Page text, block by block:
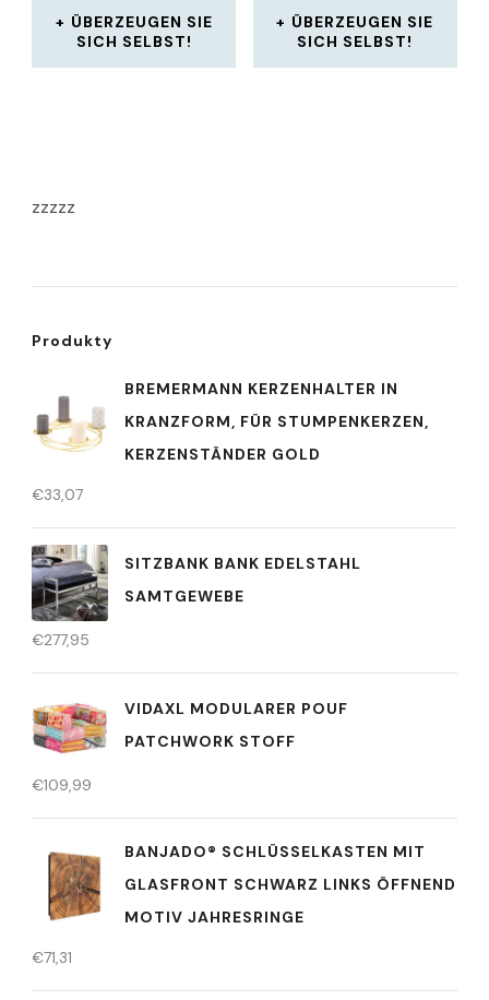
ÜBERZEUGEN SIE
SICH SELBST!
ÜBERZEUGEN SIE
SICH SELBST!
zzzzz
Produkty
BREMERMANN KERZENHALTER IN
KRANZFORM, FÜR STUMPENKERZEN,
KERZENSTÄNDER GOLD
€33,07
SITZBANK BANK EDELSTAHL
SAMTGEWEBE
€277,95
VIDAXL MODULARER POUF
PATCHWORK STOFF
€109,99
BANJADO® SCHLÜSSELKASTEN MIT
GLASFRONT SCHWARZ LINKS ÖFFNEND
MOTIV JAHRESRINGE
€71,31